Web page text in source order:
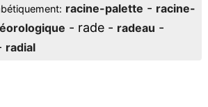
racine-palette - racine-
- rade - radeau -
radial